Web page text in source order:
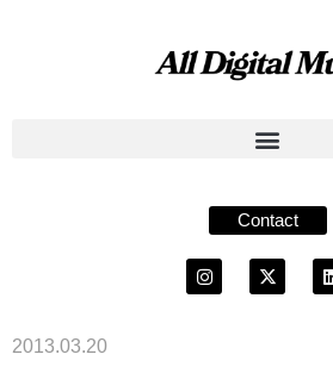
Contact
2013.03.20